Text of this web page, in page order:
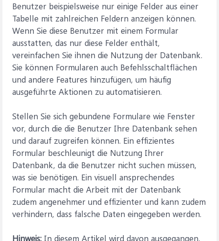
Benutzer beispielsweise nur einige Felder aus einer
Tabelle mit zahlreichen Feldern anzeigen können.
Wenn Sie diese Benutzer mit einem Formular
ausstatten, das nur diese Felder enthält,
vereinfachen Sie ihnen die Nutzung der Datenbank.
Sie können Formularen auch Befehlsschaltflächen
und andere Features hinzufügen, um häufig
ausgeführte Aktionen zu automatisieren.
Stellen Sie sich gebundene Formulare wie Fenster
vor, durch die die Benutzer Ihre Datenbank sehen
und darauf zugreifen können. Ein effizientes
Formular beschleunigt die Nutzung Ihrer
Datenbank, da die Benutzer nicht suchen müssen,
was sie benötigen. Ein visuell ansprechendes
Formular macht die Arbeit mit der Datenbank
zudem angenehmer und effizienter und kann zudem
verhindern, dass falsche Daten eingegeben werden.
Hinweis: In diesem Artikel wird davon ausgegangen,